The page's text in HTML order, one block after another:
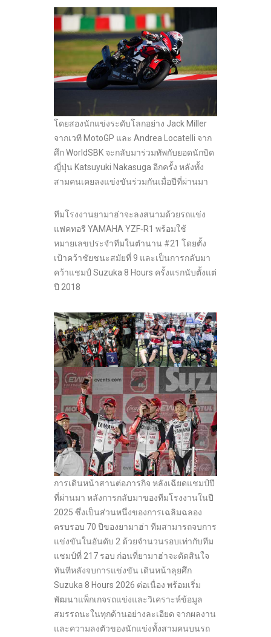
โดยสองนักแข่งระดับโลกอย่าง Jack Miller
จากเวที MotoGP และ Andrea Locatelli จาก
ศึก WorldSBK จะกลับมาร่วมทัพกับยอดนักบิด
ญี่ปุ่น Katsuyuki Nakasuga อีกครั้ง หลังทั้ง
สามคนเคยลงแข่งขันร่วมกันเมื่อปีที่ผ่านมา
ทีมโรงงานยามาฮ่าจะลงสนามด้วยรถแข่ง
แฟคทอรี YAMAHA YZF‑R1 พร้อมใช้
หมายเลขประจำทีมในตำนาน #21 โดยตั้ง
เป้าคว้าชัยชนะสมัยที่ 9 และเป็นการกลับมา
คว้าแชมป์ Suzuka 8 Hours ครั้งแรกนับตั้งแต่
ปี 2018
การเดินหน้าสานต่อภารกิจ หลังเฉียดแชมป์ปี
ที่ผ่านมา หลังการกลับมาของทีมโรงงานในปี
2025 ซึ่งเป็นส่วนหนึ่งของการเฉลิมฉลอง
ครบรอบ 70 ปีของยามาฮ่า ทีมสามารถจบการ
แข่งขันในอันดับ 2 ด้วยจำนวนรอบเท่ากับทีม
แชมป์ที่ 217 รอบ ก่อนที่ยามาฮ่าจะตัดสินใจ
ทันทีหลังจบการแข่งขัน เดินหน้าลุยศึก
Suzuka 8 Hours 2026 ต่อเนื่อง พร้อมเริ่ม
พัฒนาแพ็กเกจรถแข่งและวิเคราะห์ข้อมูล
สมรรถนะในทุกด้านอย่างละเอียด จากผลงาน
และความลงตัวของนักแข่งทั้งสามคนบนรถ